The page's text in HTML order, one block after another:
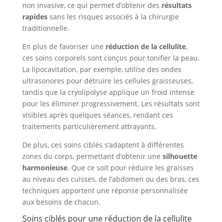
non invasive, ce qui permet d’obtenir des résultats
rapidessans les risques associés à la chirurgie
traditionnelle.
En plus de favoriser une réduction de la cellulite,
ces soins corporels sont conçus pour tonifier la peau.
La lipocavitation, par exemple, utilise des ondes
ultrasonores pour détruire les cellules graisseuses,
tandis que la cryolipolyse applique un froid intense
pour les éliminer progressivement. Les résultats sont
visibles après quelques séances, rendant ces
traitements particulièrement attrayants.
De plus, ces soins ciblés s’adaptent à différentes
zones du corps, permettant d’obtenir une silhouette
harmonieuse. Que ce soit pour réduire les graisses
au niveau des cuisses, de l’abdomen ou des bras, ces
techniques apportent une réponse personnalisée
aux besoins de chacun.
Soins ciblés pour une réduction de la cellulite